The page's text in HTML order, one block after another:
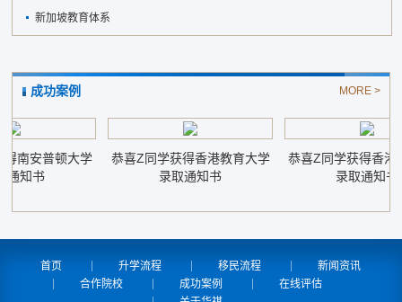
新加坡教育体系
成功案例 MORE >
南安普顿大学
知书
恭喜Z同学获得香港教育大学
录取通知书
恭喜Z同学获得香港
录取通知书
首页 升学流程 移民流程
新闻资讯
合作院校
成功案例
在线评估